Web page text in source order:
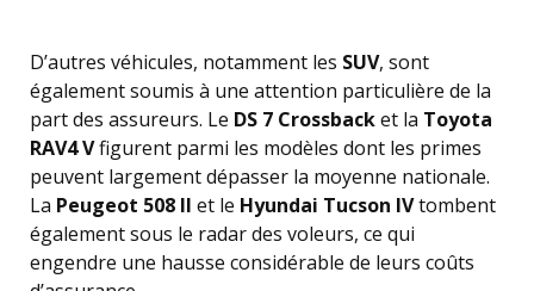
D’autres véhicules, notamment les SUV, sont
également soumis à une attention particulière de la
part des assureurs. Le DS 7 Crossbacket la Toyota
RAV4 Vfigurent parmi les modèles dont les primes
peuvent largement dépasser la moyenne nationale.
La Peugeot 508 II et le Hyundai Tucson IVtombent
également sous le radar des voleurs, ce qui
engendre une hausse considérable de leurs coûts